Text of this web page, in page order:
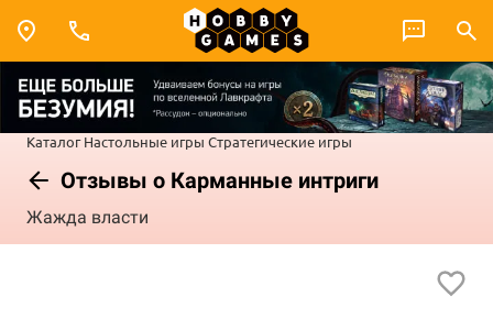
Каталог Настольные игры Стратегические игры
Отзывы о Карманные интриги
Жажда власти